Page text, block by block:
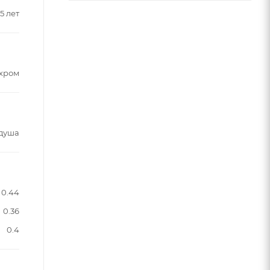
5 лет
0.44
0.36
0.4